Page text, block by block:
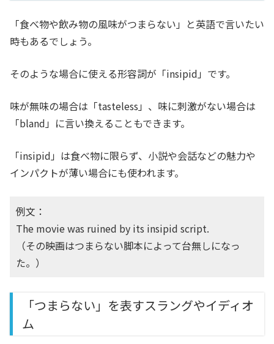
「食べ物や飲み物の風味がつまらない」と英語で言いたい
時もあるでしょう。
そのような場合に使える形容詞が「insipid」です。
味が無味の場合は「tasteless」、味に刺激がない場合は
「bland」に言い換えることもできます。
「insipid」は食べ物に限らず、小説や会話などの魅力や
インパクトが薄い場合にも使われます。
例文：
The movie was ruined by its insipid script.
（その映画はつまらない脚本によって台無しになっ
た。）
「つまらない」を表すスラングやイディオ
ム